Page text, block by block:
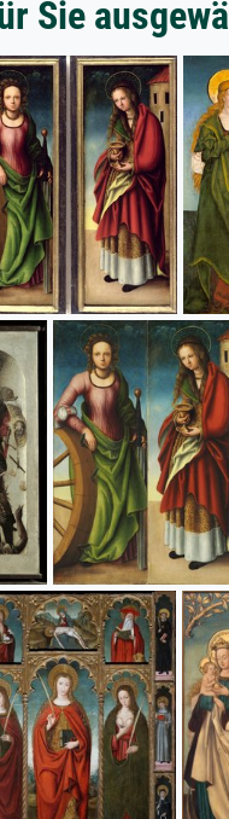
Sie